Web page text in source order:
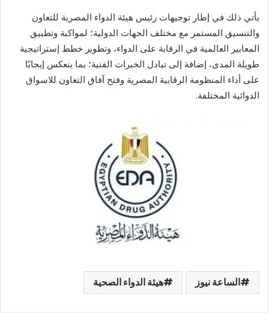
يأتي ذلك في إطار توجيهات رئيس هيئة الدواء المصرية للتعاون
والتنسيق المستمر مع مختلف الجهات الدولية؛ لمواكبة وتطبيق
المعايير العالمية في الرقابة على الدواء، وتطوير خطط إستراتيجية
طويلة المدى، إضافة إلى تبادل الخبرات الفنية؛ بما ينعكس إيجابًا
على أداء المنظومة الرقابية المصرية وفتح آفاق التعاون للاسواق
الدوائية المختلفة.
الساعة نيوز هيئة الدواء الصحية